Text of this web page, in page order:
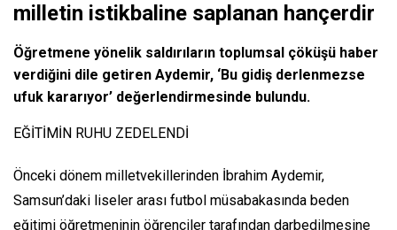
milletin istikbaline saplanan hançerdir
Öğretmene yönelik saldırıların toplumsal çöküşü haber
verdiğini dile getiren Aydemir, ‘Bu gidiş derlenmezse
ufuk kararıyor’ değerlendirmesinde bulundu.
EĞİTİMİN RUHU ZEDELENDİ
Önceki dönem milletvekillerinden İbrahim Aydemir,
Samsun’daki liseler arası futbol müsabakasında beden
eğitimi öğretmeninin öğrenciler tarafından darbedilmesine